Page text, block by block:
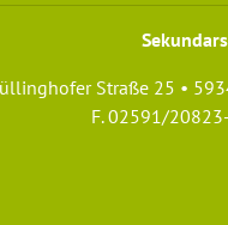
Straße 25 •
F. 02591/